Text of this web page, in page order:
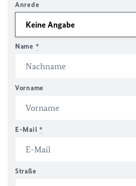
Anrede
Name *
Vorname
E-Mail *
Straße